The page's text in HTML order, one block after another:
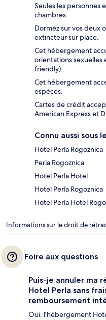
Seules les personnes
chambres.
Dormez sur vos deux
extincteur sur place.
Cet hébergement
orientations sexuelles
friendly).
Cet hébergement
espèces.
Cartes de crédit
American Express et
Connu aussi sous
Hotel Perla Rogoznica
Perla Rogoznica
Hotel Perla Hotel
Hotel Perla Rogoznica
Hotel Perla Hotel
Informations sur le droit de
Foire aux questions
Puis-je annuler ma
Hotel Perla sans
remboursement
Oui, l'hébergement